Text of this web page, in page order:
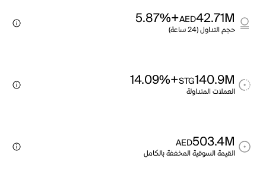
42.71M
AED
+5.87%
حجم التداول (24 ساعة)
140.9M
STG
+14.09%
العملات المتداولة
503.4M
AED
القيمة السوقية المخففة بالكامل